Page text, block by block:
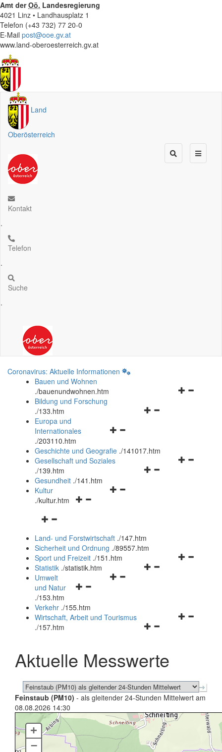
Amt derOö. Landesregierung
4021 Linz • Landhausplatz 1
Telefon (+43 732) 77 20-0
E-Mail post@ooe.gv.at
www.land-oberoesterreich.gv.at
Land
Oberösterreich
Kontakt
.
Telefon
.
Suche
.
Coronavirus: Aktuelle Informationen
Bauen und Wohnen
./bauenundwohnen.htm
Navigationsmenü
Bildung und Forschung
./133.htm
Navigationsmenü
und
schließen
Europa und
Internationales
./203110.htm
Geschichte und Geografie ./141017.htm
Navigationsmenü
Gesellschaft und Soziales
./139.htm
Navigationsmenü
Gesundheit ./141.htm
Navigationsmenü
Kultur
./kultur.htm
Navigationsmenü
und
schließen
Land- und Forstwirtschaft ./147.htm
Sicherheit und Ordnung ./89557.htm
Navigationsmenü
Sport und Freizeit ./151.htm
Navigationsmenü
Statistik ./statistik.htm
Navigationsmenü
und
schließen
Umwelt
und Natur
./153.htm
Verkehr ./155.htm
Navigationsmenü
schließen
Wirtschaft, Arbeit und Tourismus
./157.htm
Aktuelle Messwerte
Feinstaub (PM10) - als gleitender 24-Stunden Mittelwert am
08.08.2026 14:30
+
–